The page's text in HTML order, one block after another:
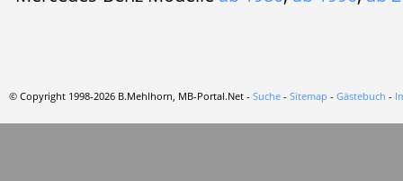
© Copyright 1998-2026 B.Mehlhorn, MB-Portal.Net - Suche - Sitemap - Gästebuch -